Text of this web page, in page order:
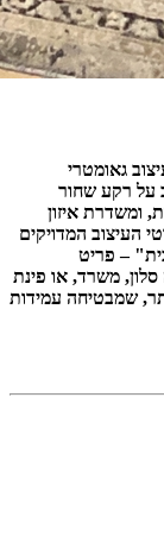
גאומטרי
על רקע שחור
ומשדרת איזון
העיצוב המדויקים
– פריט
סלון, משרד, או פינת
שמבטיחה עמידות